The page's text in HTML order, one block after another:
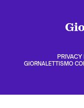
PRIVACY
GIORNALETTISMO